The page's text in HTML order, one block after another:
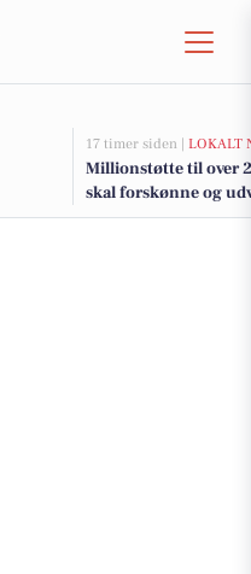
17 timer siden | LOKALT
Millionstøtte til over
skal forskønne og
Kommunes mindre